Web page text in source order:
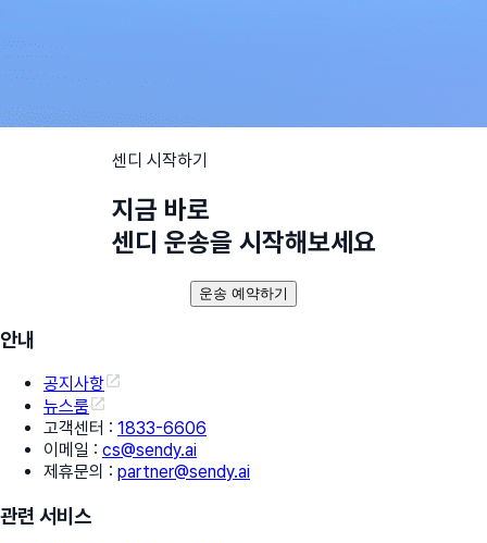
센디 시작하기
지금 바로
센디 운송을 시작해보세요
운송 예약하기
안내
공지사항
뉴스룸
고객센터 : 1833-6606
이메일 : cs@sendy.ai
제휴문의 : partner@sendy.ai
관련 서비스